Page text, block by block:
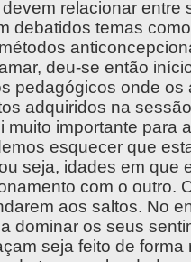
relacionar entre
debatidos temas
deu-se então
pedagógicos onde
adquiridos na
muito importante para
esquecer que
seja, idades em que
com o outro.
aos saltos. No
dominar os seus
seja feito de